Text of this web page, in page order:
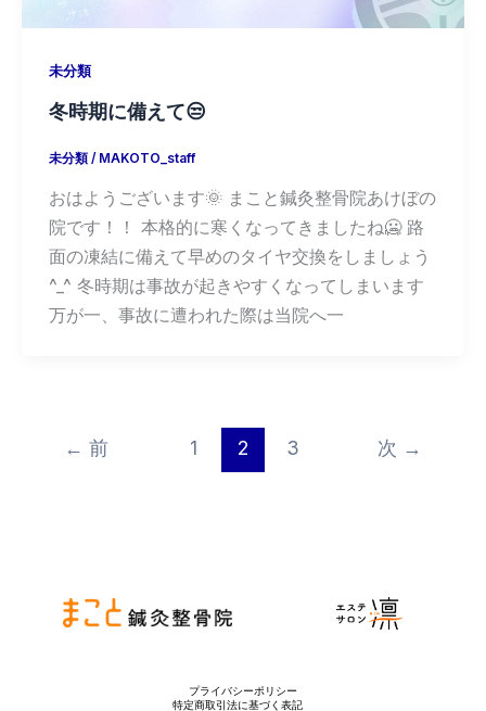
未分類
冬時期に備えて😒
未分類/ MAKOTO_staff
おはようございます🌞 まこと鍼灸整骨院あけぼの
院です！！ 本格的に寒くなってきましたね🥶 路
面の凍結に備えて早めのタイヤ交換をしましょう
^_^ 冬時期は事故が起きやすくなってしまいます
万が一、事故に遭われた際は当院へ一
← 前 1 2 3 次 →
プライバシーポリシー
特定商取引法に基づく表記